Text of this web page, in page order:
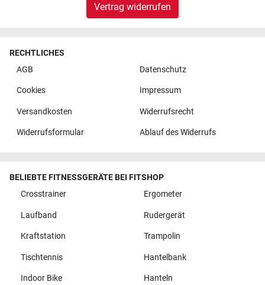
Vertrag widerrufen
RECHTLICHES
AGB
Datenschutz
Cookies Impressum
Versandkosten Widerrufsrecht
Widerrufsformular Ablauf des Widerrufs
BELIEBTE FITNESSGERÄTE BEI FITSHOP
Crosstrainer
Ergometer
Laufband Rudergerät
Kraftstation Trampolin
Tischtennis Hantelbank
Indoor Bike Hanteln